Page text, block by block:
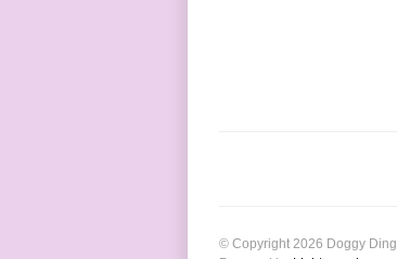
© Copyright 2026 Doggy Ding